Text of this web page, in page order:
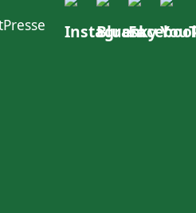
Presse